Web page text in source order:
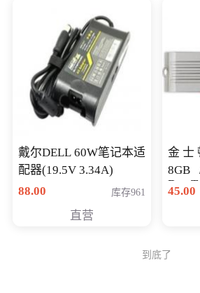
戴尔DELL 60W笔记本适
配器(19.5V 3.34A)
88.00
库存961
直营
金士
8GB
45.00
到底了